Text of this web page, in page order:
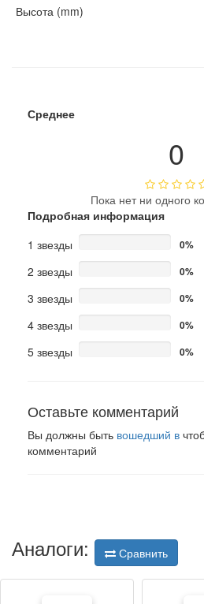
Высота (mm)
Среднее
0
Пока нет ни одного
Подробная информация
1 звезды
0%
2 звезды 0%
3 звезды 0%
4 звезды 0%
5 звезды 0%
Оставьте комментарий
Вы должны быть вошедший в
комментарий
Аналоги: Сравнить